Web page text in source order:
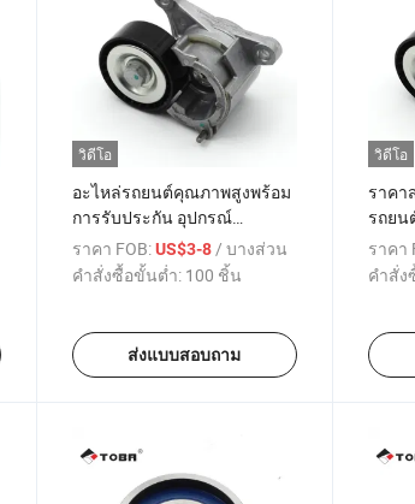
วิดีโอ
อะไหล่รถยนต์คุณภาพสูงพร้อม
การรับประกัน อุปกรณ์
เครื่องยนต์รถยนต์ สายพานตึง
พร้อมพูลเลย์ใหม่ OEM
ซิตโรออง จัมปี
ราคา FOB: US$3-8 / บางส่วน
คำสั่งซื้อขั้นต่ำ: 100 ชิ้น
ส่งแบบสอบถาม
วิดีโอ
ราคา
รถยน
รถยน
ไฟฟ้า
ราคา
คำสั่ง